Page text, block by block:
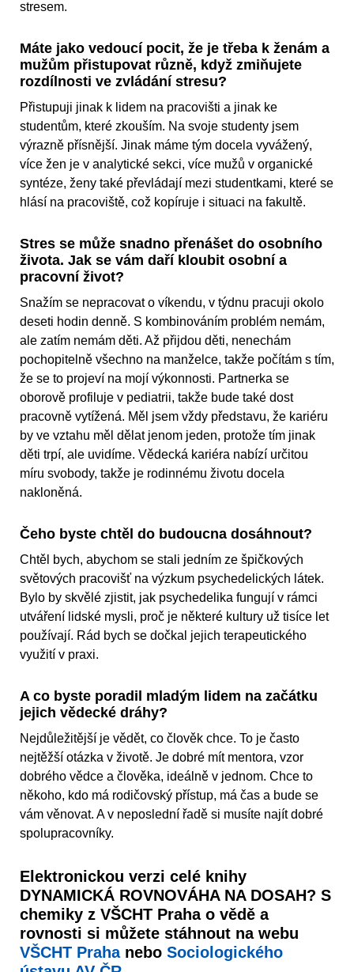
stresem.
Máte jako vedoucí pocit, že je třeba k ženám a
mužům přistupovat různě, když zmiňujete
rozdílnosti ve zvládání stresu?
Přistupuji jinak k lidem na pracovišti a jinak ke
studentům, které zkouším. Na svoje studenty jsem
výrazně přísnější. Jinak máme tým docela vyvážený,
více žen je v analytické sekci, více mužů v organické
syntéze, ženy také převládají mezi studentkami, které se
hlásí na pracoviště, což kopíruje i situaci na fakultě.
Stres se může snadno přenášet do osobního
života. Jak se vám daří kloubit osobní a
pracovní život?
Snažím se nepracovat o víkendu, v týdnu pracuji okolo
deseti hodin denně. S kombinováním problém nemám,
ale zatím nemám děti. Až přijdou děti, nenechám
pochopitelně všechno na manželce, takže počítám s tím,
že se to projeví na mojí výkonnosti. Partnerka se
oborově profiluje v pediatrii, takže bude také dost
pracovně vytížená. Měl jsem vždy představu, že kariéru
by ve vztahu měl dělat jenom jeden, protože tím jinak
děti trpí, ale uvidíme. Vědecká kariéra nabízí určitou
míru svobody, takže je rodinnému životu docela
nakloněná.
Čeho byste chtěl do budoucna dosáhnout?
Chtěl bych, abychom se stali jedním ze špičkových
světových pracovišť na výzkum psychedelických látek.
Bylo by skvělé zjistit, jak psychedelika fungují v rámci
utváření lidské mysli, proč je některé kultury už tisíce let
používají. Rád bych se dočkal jejich terapeutického
využití v praxi.
A co byste poradil mladým lidem na začátku
jejich vědecké dráhy?
Nejdůležitější je vědět, co člověk chce. To je často
nejtěžší otázka v životě. Je dobré mít mentora, vzor
dobrého vědce a člověka, ideálně v jednom. Chce to
někoho, kdo má rodičovský přístup, má čas a bude se
vám věnovat. A v neposlední řadě si musíte najít dobré
spolupracovníky.
Elektronickou verzi celé knihy
DYNAMICKÁ ROVNOVÁHA NA DOSAH? S
chemiky z VŠCHT Praha o vědě a
rovnosti si můžete stáhnout na webu
VŠCHT Prahanebo Sociologického